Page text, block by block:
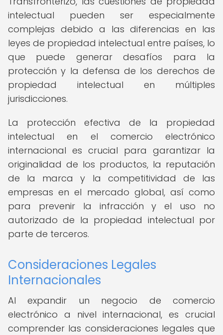
intelectual pueden ser especialmente
complejas debido a las diferencias en las
leyes de propiedad intelectual entre países, lo
que puede generar desafíos para la
protección y la defensa de los derechos de
propiedad intelectual en múltiples
jurisdicciones.
La protección efectiva de la propiedad
intelectual en el comercio electrónico
internacional es crucial para garantizar la
originalidad de los productos, la reputación
de la marca y la competitividad de las
empresas en el mercado global, así como
para prevenir la infracción y el uso no
autorizado de la propiedad intelectual por
parte de terceros.
Consideraciones Legales
Internacionales
Al expandir un negocio de comercio
electrónico a nivel internacional, es crucial
comprender las consideraciones legales que